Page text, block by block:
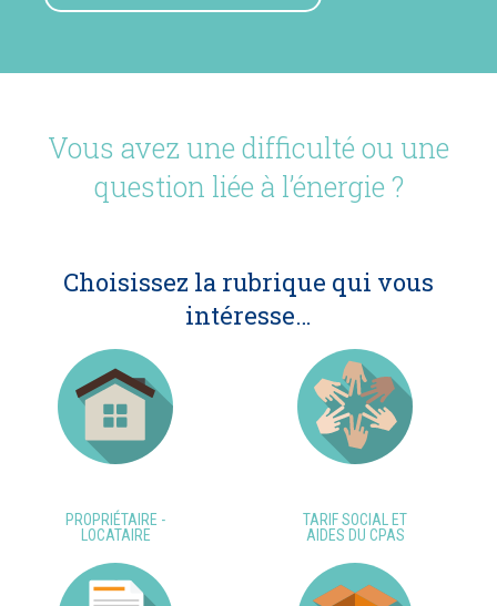
Vous avez une difficulté ou une
question liée à l’énergie ?
Choisissez la rubrique qui vous
intéresse…
PROPRIÉTAIRE -
LOCATAIRE
TARIF SOCIAL ET
AIDES DU CPAS